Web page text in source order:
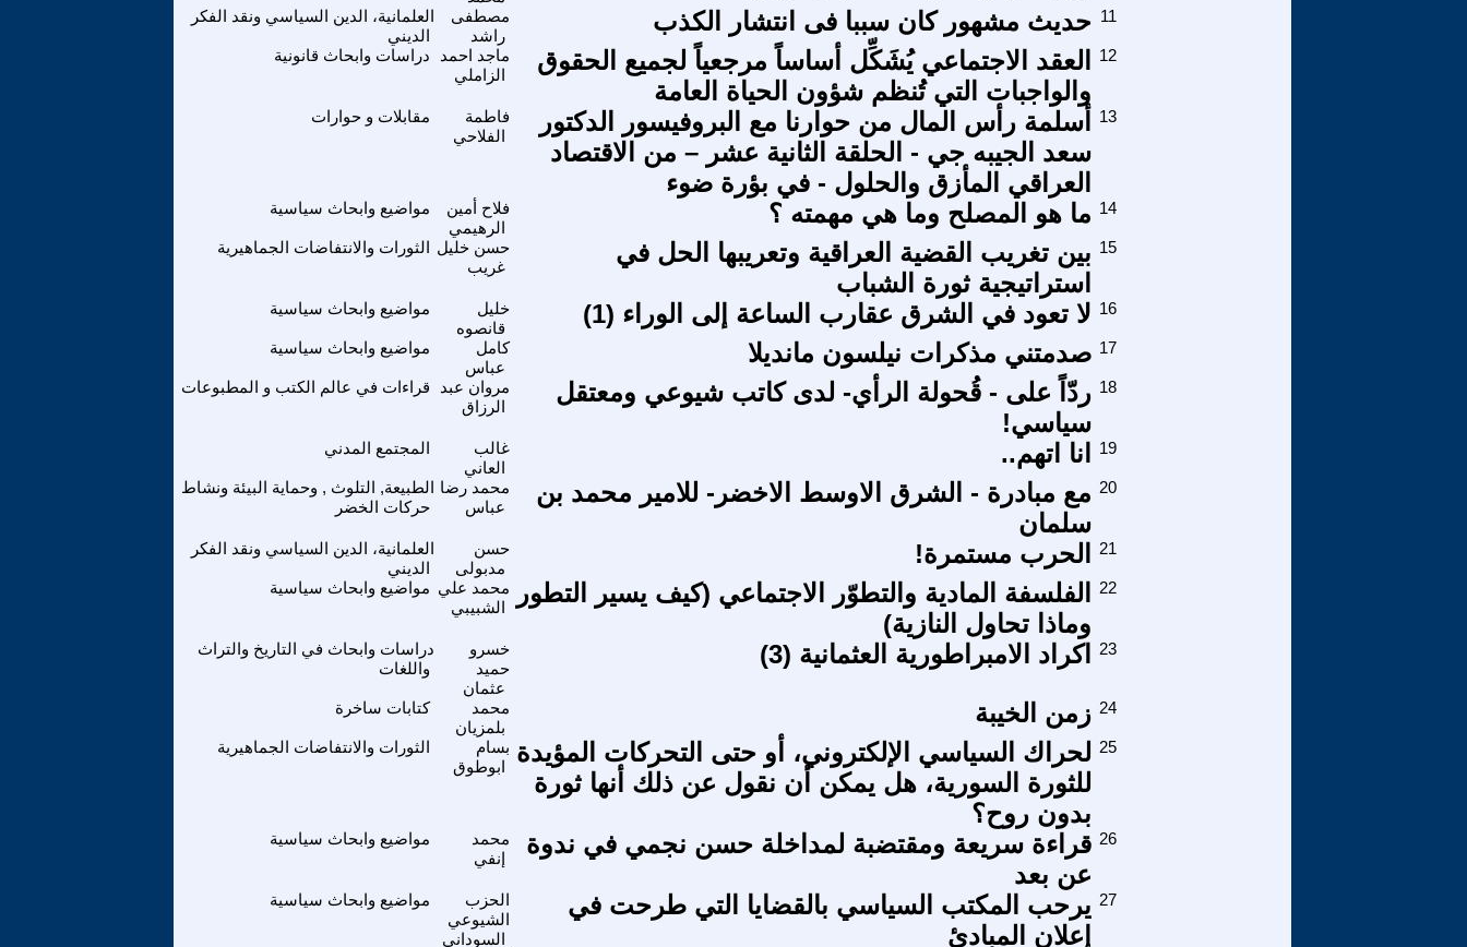
العلمانية، الدين السياسي ونقد الفكر
الديني
مصطفى
راشد
حديث مشهور كان سببا فى انتشار الكذب 11
دراسات وابحاث قانونية
ماجد احمد
الزاملي
العقد الاجتماعي يُشَكِّل أساساً مرجعياً لجميع الحقوق
والواجبات التي تُنظم شؤون الحياة العامة
12
مقابلات و حوارات
فاطمة
الفلاحي
أسلمة رأس المال من حوارنا مع البروفيسور الدكتور
سعد الجيبه جي - الحلقة الثانية عشر – من الاقتصاد
العراقي المأزق والحلول - في بؤرة ضوء
13
مواضيع وابحاث سياسية
فلاح أمين
الرهيمي
ما هو المصلح وما هي مهمته ؟ 14
الثورات والانتفاضات الجماهيرية حسن خليل
غريب
بين تغريب القضية العراقية وتعريبها الحل في
استراتيجية ثورة الشباب
15
مواضيع وابحاث سياسية
خليل
قانصوه
لا تعود في الشرق عقارب الساعة إلى الوراء (1) 16
مواضيع وابحاث سياسية
كامل
عباس
صدمتني مذكرات نيلسون مانديلا 17
قراءات في عالم الكتب و المطبوعات
مروان عبد
الرزاق
ردّاً على - قُحولة الرأي- لدى كاتب شيوعي ومعتقل
سياسي!
18
المجتمع المدني
غالب
العاني
انا اتهم.. 19
الطبيعة, التلوث , وحماية البيئة ونشاط
حركات الخضر
محمد رضا
عباس
مع مبادرة - الشرق الاوسط الاخضر- للامير محمد بن
سلمان
20
العلمانية، الدين السياسي ونقد الفكر
الديني
حسن
مدبولى
الحرب مستمرة! 21
مواضيع وابحاث سياسية محمد علي
الشبيبي
الفلسفة المادية والتطوّر الاجتماعي (كيف يسير التطور
وماذا تحاول النازية)
22
دراسات وابحاث في التاريخ والتراث
واللغات
خسرو
حميد
عثمان
اكراد الامبراطورية العثمانية (3) 23
كتابات ساخرة
محمد
بلمزيان
زمن الخيبة 24
الثورات والانتفاضات الجماهيرية
بسام
ابوطوق
لحراك السياسي الإلكتروني، أو حتى التحركات المؤيدة
للثورة السورية، هل يمكن أن نقول عن ذلك أنها ثورة
بدون روح؟
25
مواضيع وابحاث سياسية
محمد
إنفي
قراءة سريعة ومقتضبة لمداخلة حسن نجمي في ندوة
عن بعد
26
مواضيع وابحاث سياسية
الحزب
الشيوعي
السوداني
يرحب المكتب السياسي بالقضايا التي طرحت في
إعلان المبادئ
27